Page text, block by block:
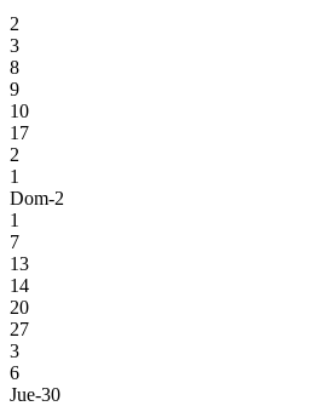
2
3
8
9
10
17
2
1
Dom-2
1
7
13
14
20
27
3
6
Jue-30